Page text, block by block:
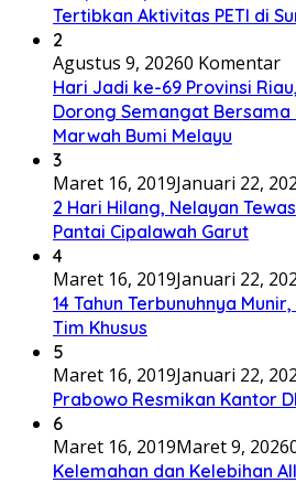
Tertibkan Aktivitas PETI di
2
Agustus 9, 20260 Komentar
Hari Jadi ke-69 Provinsi
Dorong Semangat
Marwah Bumi Melayu
3
Maret 16, 2019Januari 22,
2 Hari Hilang, Nelayan
Pantai Cipalawah Garut
4
Maret 16, 2019Januari 22,
14 Tahun Terbunuhnya
Tim Khusus
5
Maret 16, 2019Januari 22,
Prabowo Resmikan Kantor
6
Maret 16, 2019Maret 9, 2026
Kelemahan dan Kelebihan